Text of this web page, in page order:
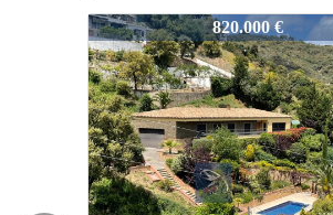
1859
820.000 €